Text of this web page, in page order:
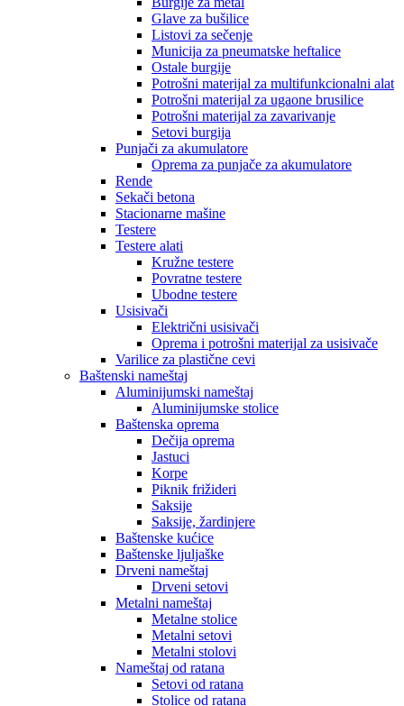
Glave za bušilice
Listovi za sečenje
Municija za pneumatske heftalice
Ostale burgije
Potrošni materijal za multifunkcionalni alat
Potrošni materijal za ugaone brusilice
Potrošni materijal za zavarivanje
Setovi burgija
Punjači za akumulatore
Oprema za punjače za akumulatore
Rende
Sekači betona
Stacionarne mašine
Testere
Testere alati
Kružne testere
Povratne testere
Ubodne testere
Usisivači
Električni usisivači
Oprema i potrošni materijal za usisivače
Varilice za plastične cevi
Baštenski nameštaj
Aluminijumski nameštaj
Aluminijumske stolice
Baštenska oprema
Dečija oprema
Jastuci
Korpe
Piknik frižideri
Saksije
Saksije, žardinjere
Baštenske kućice
Baštenske ljuljaške
Drveni nameštaj
Drveni setovi
Metalni nameštaj
Metalne stolice
Metalni setovi
Metalni stolovi
Nameštaj od ratana
Setovi od ratana
Stolice od ratana